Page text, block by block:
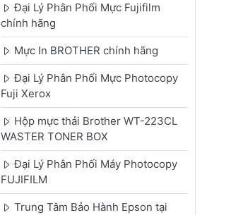
Đại Lý Phân Phối Mực Fujifilm
chính hãng
Mực In BROTHER chính hãng
Đại Lý Phân Phối Mực Photocopy
Fuji Xerox
Hộp mực thải Brother WT-223CL
WASTER TONER BOX
Đại Lý Phân Phối Máy Photocopy
FUJIFILM
Trung Tâm Bảo Hành Epson tại